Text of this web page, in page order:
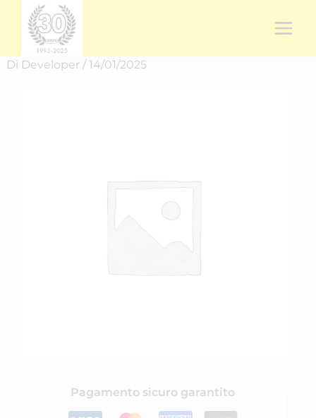
contenuto
Di Developer /14/01/2025
Pagamento sicuro garantito